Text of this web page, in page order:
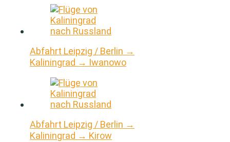
Abfahrt Leipzig / Berlin →
Kaliningrad → Iwanowo
Abfahrt Leipzig / Berlin →
Kaliningrad → Kirow